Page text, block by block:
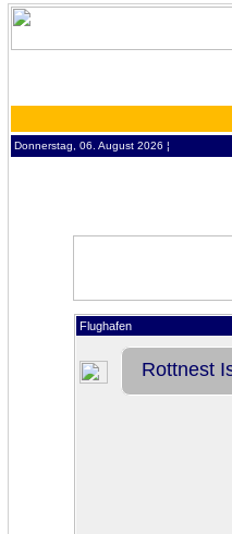
Donnerstag, 06. August 2026 ¦
Flughafen
Rottnest